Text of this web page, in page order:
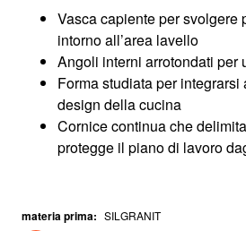
Vasca capiente per svolgere
intorno all’area lavello
Angoli interni arrotondati per
Forma studiata per
design della cucina
Cornice continua che
protegge il piano di lavoro
materia prima: SILGRANIT